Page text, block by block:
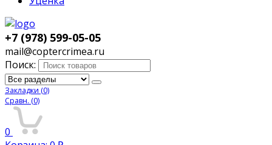
+7 (978) 599-05-05
mail@coptercrimea.ru
Поиск:
Закладки (0)
Сравн. (0)
0